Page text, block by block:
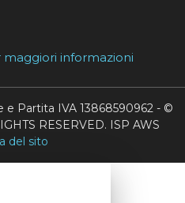
informazioni
e Partita IVA 13868590962 - ©
RESERVED. ISP AWS
del sito